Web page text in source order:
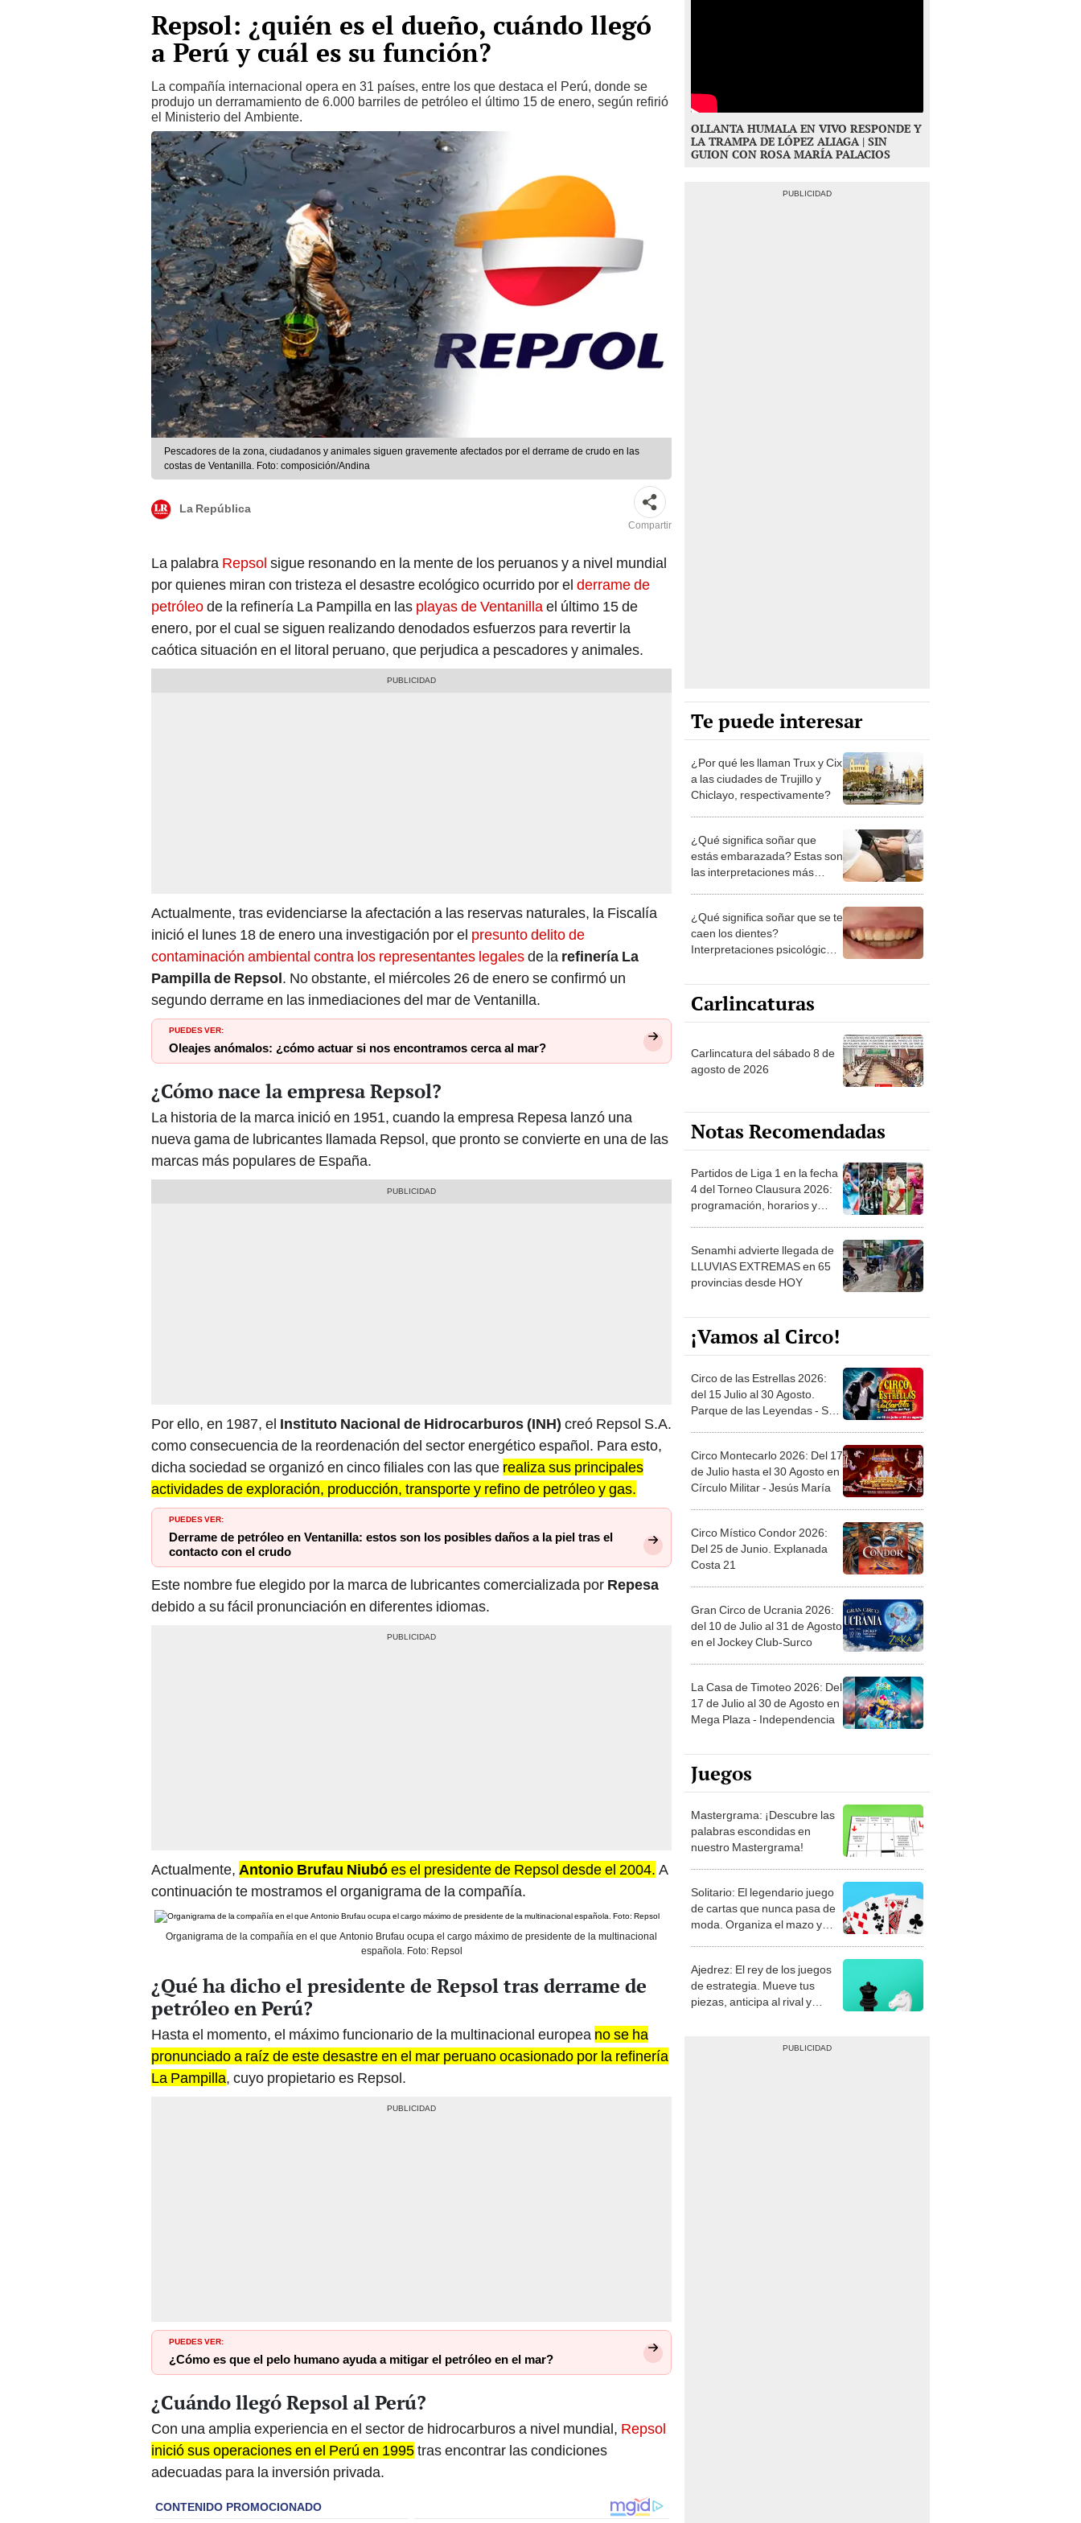
Repsol: ¿quién es el dueño, cuándo llegó
a Perú y cuál es su función?
La compañía internacional opera en 31 países, entre los que destaca el Perú, donde se
produjo un derramamiento de 6.000 barriles de petróleo el último 15 de enero, según refirió
el Ministerio del Ambiente.
Pescadores de la zona, ciudadanos y animales siguen gravemente afectados por el derrame de crudo en las
costas de Ventanilla. Foto: composición/Andina
La República
Compartir
La palabra Repsol sigue resonando en la mente de los peruanos y a nivel mundial
por quienes miran con tristeza el desastre ecológico ocurrido por el derrame de
petróleode la refinería La Pampilla en las playas de Ventanillael último 15 de
enero, por el cual se siguen realizando denodados esfuerzos para revertir la
caótica situación en el litoral peruano, que perjudica a pescadores y animales.
Actualmente, tras evidenciarse la afectación a las reservas naturales, la Fiscalía
inició el lunes 18 de enero una investigación por el presunto delito de
contaminación ambiental contra los representantes legalesde la refinería La
Pampilla de Repsol. No obstante, el miércoles 26 de enero se confirmó un
segundo derrame en las inmediaciones del mar de Ventanilla.
PUEDES VER:
Oleajes anómalos: ¿cómo actuar si nos encontramos cerca al mar?
¿Cómo nace la empresa Repsol?
La historia de la marca inició en 1951, cuando la empresa Repesa lanzó una
nueva gama de lubricantes llamada Repsol, que pronto se convierte en una de las
marcas más populares de España.
Por ello, en 1987, el Instituto Nacional de Hidrocarburos (INH) creó Repsol S.A.
como consecuencia de la reordenación del sector energético español. Para esto,
dicha sociedad se organizó en cinco filiales con las que realiza sus principales
actividades de exploración, producción, transporte y refino de petróleo y gas.
PUEDES VER:
Derrame de petróleo en Ventanilla: estos son los posibles daños a la piel tras el
contacto con el crudo
Este nombre fue elegido por la marca de lubricantes comercializada por Repesa
debido a su fácil pronunciación en diferentes idiomas.
Actualmente, Antonio Brufau Niubóes el presidente de Repsol desde el 2004. A
continuación te mostramos el organigrama de la compañía.
Organigrama de la compañía en el que Antonio Brufau ocupa el cargo máximo de presidente de la multinacional
española. Foto: Repsol
¿Qué ha dicho el presidente de Repsol tras derrame de
petróleo en Perú?
Hasta el momento, el máximo funcionario de la multinacional europea no se ha
pronunciado a raíz de este desastre en el mar peruano ocasionado por la refinería
La Pampilla, cuyo propietario es Repsol.
PUEDES VER:
¿Cómo es que el pelo humano ayuda a mitigar el petróleo en el mar?
¿Cuándo llegó Repsol al Perú?
Con una amplia experiencia en el sector de hidrocarburos a nivel mundial, Repsol
inició sus operaciones en el Perú en 1995tras encontrar las condiciones
adecuadas para la inversión privada.
OLLANTA HUMALA EN VIVO RESPONDE Y
LA TRAMPA DE LÓPEZ ALIAGA | SIN
GUION CON ROSA MARÍA PALACIOS
Te puede interesar
¿Por qué les llaman Trux y Cix
a las ciudades de Trujillo y
Chiclayo, respectivamente?
¿Qué significa soñar que
estás embarazada? Estas son
las interpretaciones más
¿Qué significa soñar que se te
caen los dientes?
Interpretaciones psicológicas
Carlincaturas
Carlincatura del sábado 8 de
agosto de 2026
Notas Recomendadas
Partidos de Liga 1 en la fecha
4 del Torneo Clausura 2026:
programación, horarios y
Senamhi advierte llegada de
LLUVIAS EXTREMAS en 65
provincias desde HOY
¡Vamos al Circo!
Circo de las Estrellas 2026:
del 15 Julio al 30 Agosto.
Parque de las Leyendas - San
Circo Montecarlo 2026: Del 17
de Julio hasta el 30 Agosto en
Círculo Militar - Jesús María
Circo Místico Condor 2026:
Del 25 de Junio. Explanada
Costa 21
Gran Circo de Ucrania 2026:
del 10 de Julio al 31 de Agosto
en el Jockey Club-Surco
La Casa de Timoteo 2026: Del
17 de Julio al 30 de Agosto en
Mega Plaza - Independencia
Juegos
Mastergrama: ¡Descubre las
palabras escondidas en
nuestro Mastergrama!
Solitario: El legendario juego
de cartas que nunca pasa de
moda. Organiza el mazo y
Ajedrez: El rey de los juegos
de estrategia. Mueve tus
piezas, anticipa al rival y